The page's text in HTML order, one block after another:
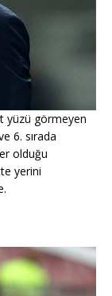
yüzü görmeyen
6. sırada
olduğu
yerini